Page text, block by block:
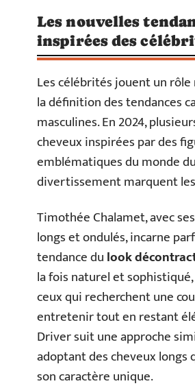
Les nouvelles
inspirées des
Les célébrités jouent un
la définition des tendances
masculines. En 2024,
cheveux inspirées par des
emblématiques du monde du
divertissement marquent
Timothée Chalamet, avec
longs et ondulés, incarne
tendance dulook
la fois naturel et
ceux qui recherchent une
entretenir tout en restant
Driver suit une approche
adoptant des cheveux longs
son caractère unique.